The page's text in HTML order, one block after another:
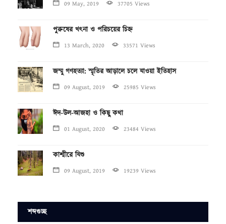
09 May, 2019 37705 Views
পুরুষের খৎনা ও পরিচয়ের চিহ্ন
13 March, 2020 33571 Views
জম্মু গণহত্যা: স্মৃতির আড়ালে চলে যাওয়া ইতিহাস
09 August, 2019 25985 Views
ঈদ-উল-আজহা ও কিছু কথা
01 August, 2020 23484 Views
কাশ্মীরে যিশু
09 August, 2019 19239 Views
শব্দগুচ্ছ